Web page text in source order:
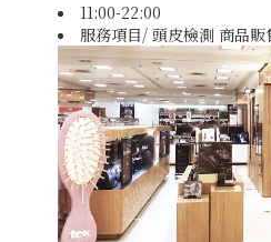
11:00-22:00
服務項目/ 頭皮檢測 商品販